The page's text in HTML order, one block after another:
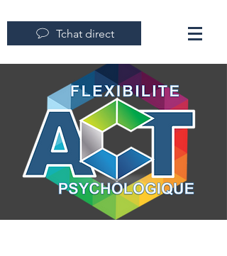
Tchat direct